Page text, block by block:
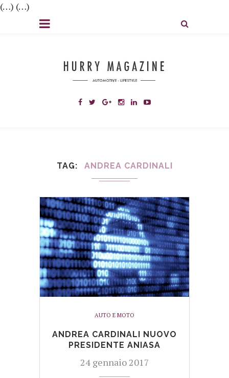
(…) (…)
TAG ANDREA CARDINALI
AUTO E MOTO
ANDREA CARDINALI NUOVO
PRESIDENTE ANIASA
24 gennaio 2017